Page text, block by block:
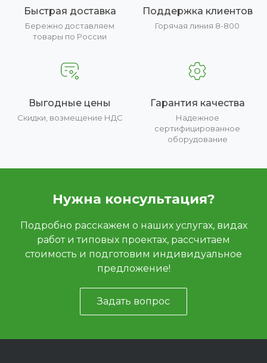
Быстрая доставка
Бережно доставляем
товары по России
Поддержка клиентов
Горячая линия 8-800
Выгодные цены
Скидки, возмещение НДС
Гарантия качества
Надежное
сертифицированное
оборудование
Нужна консультация?
Подробно расскажем о наших услугах, видах
работ и типовых проектах, рассчитаем
стоимость и подготовим индивидуальное
предложение!
Задать вопрос